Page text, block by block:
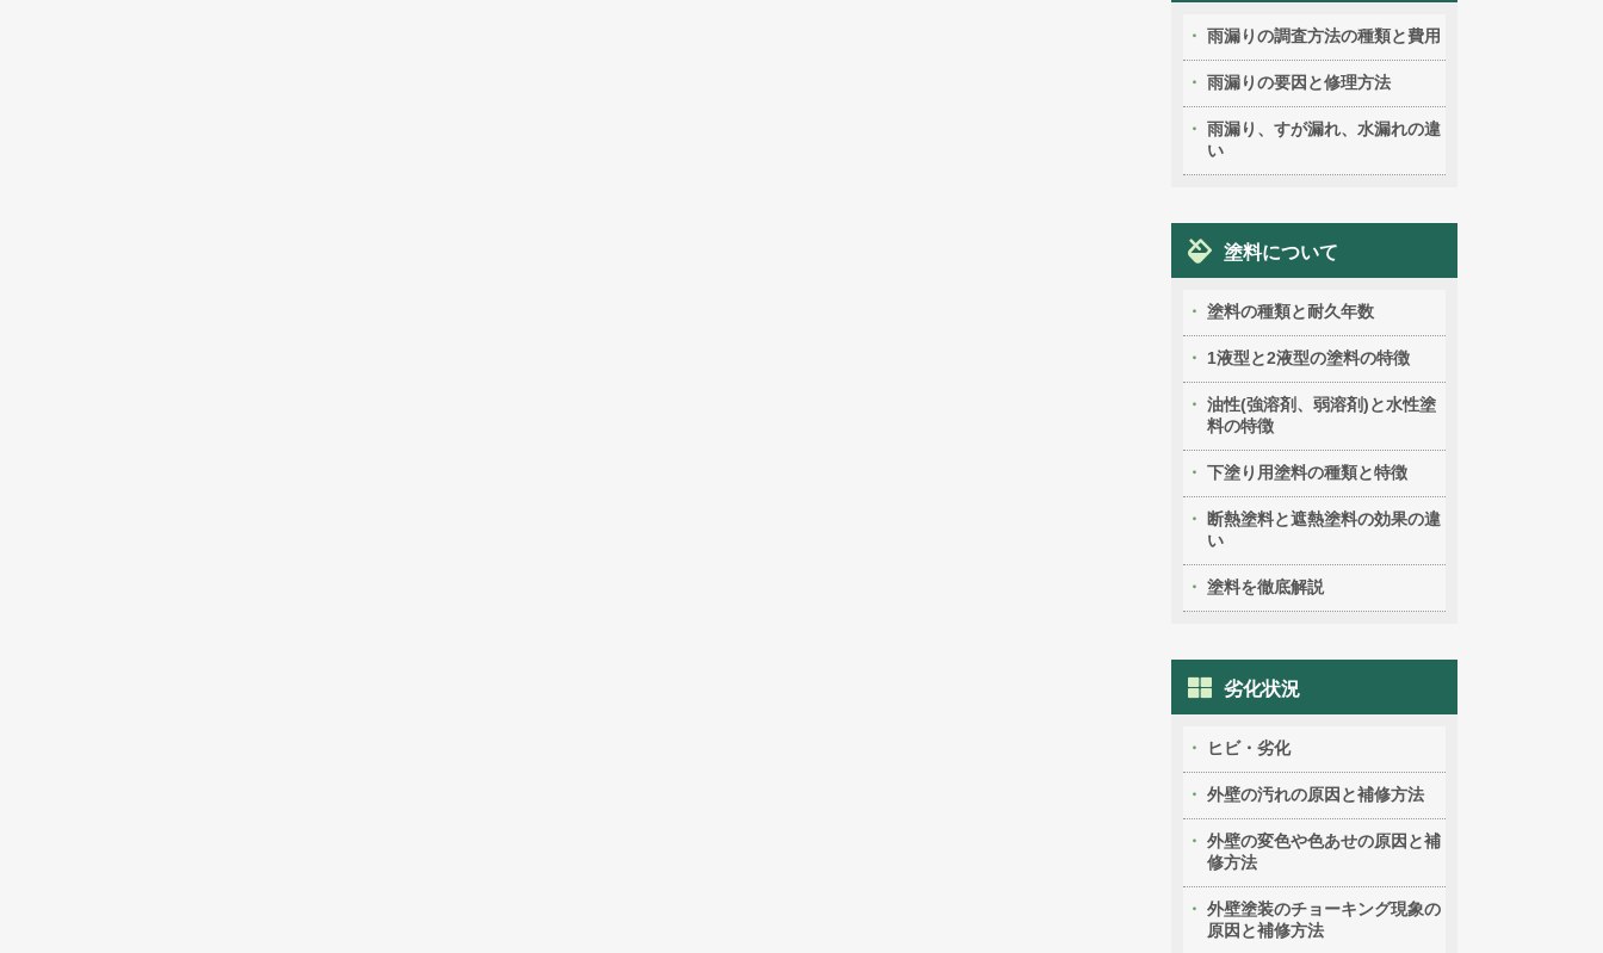
雨漏りの調査方法の種類と費用
雨漏りの要因と修理方法
雨漏り、すが漏れ、水漏れの違
い
塗料について
塗料の種類と耐久年数
1液型と2液型の塗料の特徴
油性(強溶剤、弱溶剤)と水性塗
料の特徴
下塗り用塗料の種類と特徴
断熱塗料と遮熱塗料の効果の違
い
塗料を徹底解説
劣化状況
ヒビ・劣化
外壁の汚れの原因と補修方法
外壁の変色や色あせの原因と補
修方法
外壁塗装のチョーキング現象の
原因と補修方法